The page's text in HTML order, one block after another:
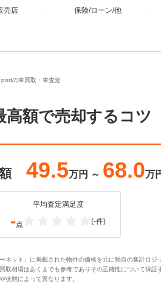
売店 保険/ローン/他
の車買取・車査定
高額で売却するコツ
49.5万円 ～ 68.0万
平均査定満足度
-点 (-件)
ネット」に掲載された物件の価格を元に独自の集計ロジ
取相場はあくまでも参考でありその正確性について保証
状態によって異なります。